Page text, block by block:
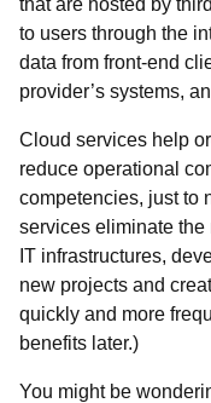
that are hosted by
to users through the
data from front-end
provider’s systems,
Cloud services help
reduce operational
competencies, just to
services eliminate
IT infrastructures,
new projects and
quickly and more
benefits later.)
You might be